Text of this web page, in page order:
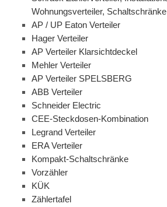
Wohnungsverteiler, Schaltschränke
AP / UP Eaton Verteiler
Hager Verteiler
AP Verteiler Klarsichtdeckel
Mehler Verteiler
AP Verteiler SPELSBERG
ABB Verteiler
Schneider Electric
CEE-Steckdosen-Kombination
Legrand Verteiler
ERA Verteiler
Kompakt-Schaltschränke
Vorzähler
KÜK
Zählertafel